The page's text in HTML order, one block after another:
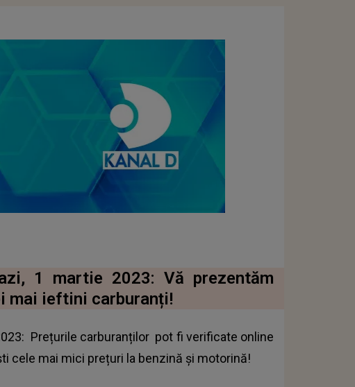
1 martie 2023: Vă prezentăm
mai ieftini carburanți!
Prețurile carburanților pot fi verificate online
cele mai mici prețuri la benzină și motorină!